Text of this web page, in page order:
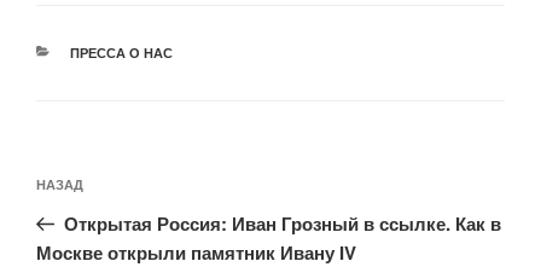
РУБРИКИ
ПРЕССА О НАС
по
записям
Предыдущая
запись:
НАЗАД
Открытая Россия: Иван Грозный в ссылке. Как в
Москве открыли памятник Ивану IV